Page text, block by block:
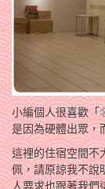
小編個人很喜歡「
是因為硬體出眾，
這裡的住宿空間不
佩，請原諒我不說
人要求也跟著我們